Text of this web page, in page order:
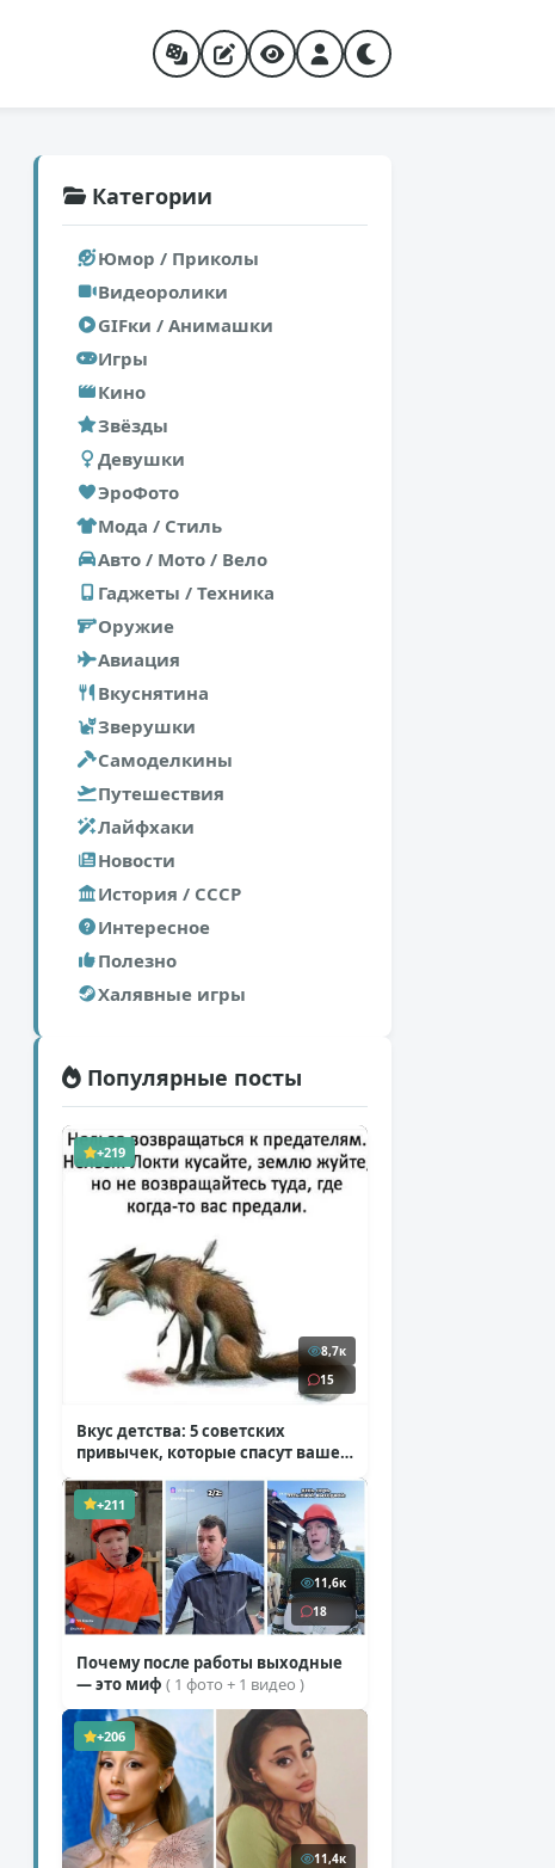
Категории
Юмор / Приколы
Видеоролики
GIFки / Анимашки
Игры
Кино
Звёзды
Девушки
ЭроФото
Мода / Стиль
Авто / Мото / Вело
Гаджеты / Техника
Оружие
Авиация
Вкуснятина
Зверушки
Самоделкины
Путешествия
Лайфхаки
Новости
История / СССР
Интересное
Полезно
Халявные игры
Популярные посты
+219
8,7к
15
Вкус детства: 5 советских
привычек, которые спасут ваше
+211
11,6к
18
Почему после работы выходные
— это миф ( 1 фото + 1 видео )
+206
11,4к